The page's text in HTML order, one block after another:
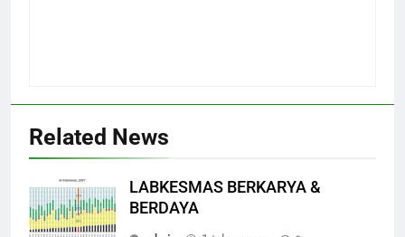
Related News
LABKESMAS BERKARYA &
BERDAYA